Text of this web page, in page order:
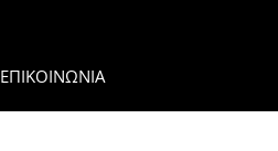
ΕΠΙΚΟΙΝΩΝΊΑ